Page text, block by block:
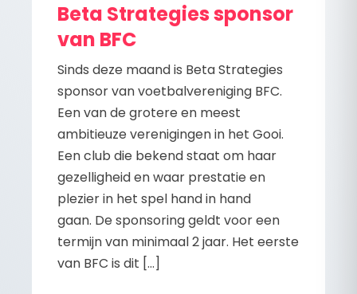
Beta Strategies sponsor
van BFC
Sinds deze maand is Beta Strategies
sponsor van voetbalvereniging BFC.
Een van de grotere en meest
ambitieuze verenigingen in het Gooi.
Een club die bekend staat om haar
gezelligheid en waar prestatie en
plezier in het spel hand in hand
gaan. De sponsoring geldt voor een
termijn van minimaal 2 jaar. Het eerste
van BFC is dit […]